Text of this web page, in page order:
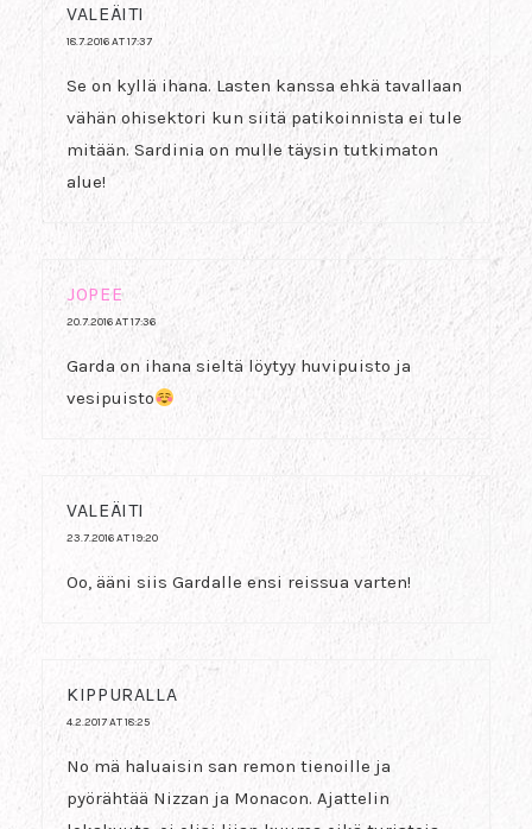
VALEÄITI
18.7.2016 AT 17:37
Se on kyllä ihana. Lasten kanssa ehkä tavallaan
vähän ohisektori kun siitä patikoinnista ei tule
mitään. Sardinia on mulle täysin tutkimaton
alue!
JOPEE
20.7.2016 AT 17:36
Garda on ihana sieltä löytyy huvipuisto ja
vesipuisto
VALEÄITI
23.7.2016 AT 19:20
Oo, ääni siis Gardalle ensi reissua varten!
KIPPURALLA
4.2.2017 AT 18:25
No mä haluaisin san remon tienoille ja
pyörähtää Nizzan ja Monacon. Ajattelin